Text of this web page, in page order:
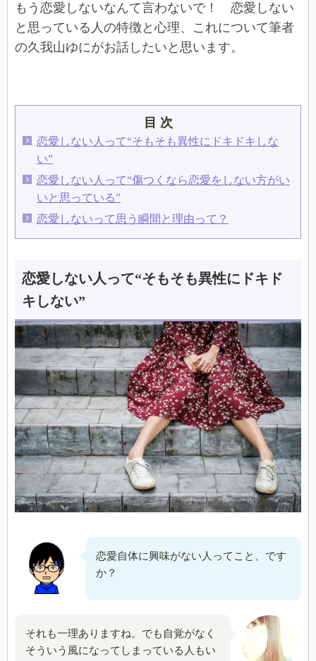
もう恋愛しないなんて言わないで！ 恋愛しない
と思っている人の特徴と心理、これについて筆者
の久我山ゆにがお話したいと思います。
目 次
恋愛しない人って“そもそも異性にドキドキしな
い”
恋愛しない人って“傷つくなら恋愛をしない方がい
いと思っている”
恋愛しないって思う瞬間と理由って？
恋愛しない人って“そもそも異性にドキド
キしない”
恋愛自体に興味がない人ってこと、です
か？
それも一理ありますね。でも自覚がなく
そういう風になってしまっている人もい